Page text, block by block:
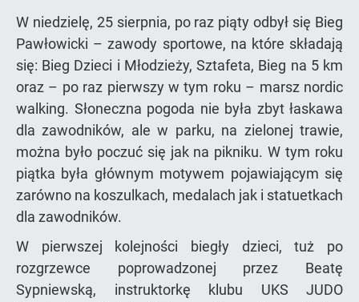
W niedzielę, 25 sierpnia, po raz piąty odbył się Bieg
Pawłowicki – zawody sportowe, na które składają
się: Bieg Dzieci i Młodzieży, Sztafeta, Bieg na 5 km
oraz – po raz pierwszy w tym roku – marsz nordic
walking. Słoneczna pogoda nie była zbyt łaskawa
dla zawodników, ale w parku, na zielonej trawie,
można było poczuć się jak na pikniku. W tym roku
piątka była głównym motywem pojawiającym się
zarówno na koszulkach, medalach jak i statuetkach
dla zawodników.
W pierwszej kolejności biegły dzieci, tuż po
rozgrzewce poprowadzonej przez Beatę
Sypniewską, instruktorkę klubu UKS JUDO